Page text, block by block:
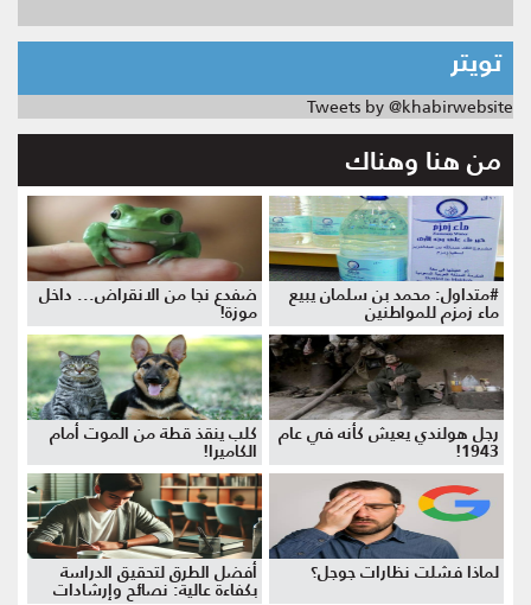
تويتر
Tweets by @khabirwebsite
من هنا وهناك
#متداول: محمد بن سلمان يبيع
ماء زمزم للمواطنين
ضفدع نجا من الانقراض... داخل
موزة!
رجل هولندي يعيش كأنه في عام
1943!
كلب ينقذ قطة من الموت أمام
الكاميرا!
لماذا فشلت نظارات جوجل؟ أفضل الطرق لتحقيق الدراسة
بكفاءة عالية: نصائح وإرشادات